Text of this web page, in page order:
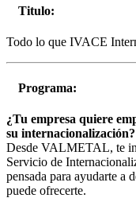
Titulo:
Todo lo que IVACE
Programa:
¿Tu empresa quiere
su internacionalización?
Desde VALMETAL, te
Servicio de
pensada para ayudarte a
puede ofrecerte.